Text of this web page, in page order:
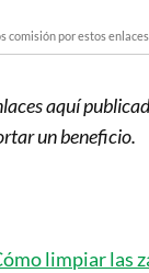
comisión por estos enlaces
aquí
un beneficio.
limpiar las